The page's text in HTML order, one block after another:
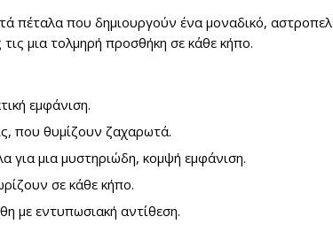
πέταλα που δημιουργούν ένα μοναδικό,
μια τολμηρή προσθήκη σε κάθε κήπο.
εμφάνιση.
που θυμίζουν ζαχαρωτά.
για μια μυστηριώδη, κομψή εμφάνιση.
σε κάθε κήπο.
με εντυπωσιακή αντίθεση.